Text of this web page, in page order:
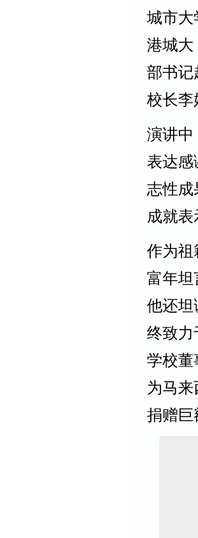
城市大
港城大
部书记
校长李
演讲中
表达
志性
成就表
作为
富年坦
他还
终致
学校
为马
捐赠巨